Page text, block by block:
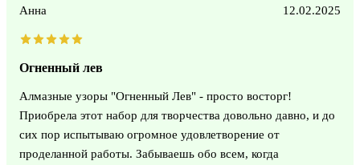
Анна 12.02.2025
Огненный лев
Алмазные узоры "Огненный Лев" - просто восторг!
Приобрела этот набор для творчества довольно давно, и до
сих пор испытываю огромное удовлетворение от
проделанной работы. Забываешь обо всем, когда